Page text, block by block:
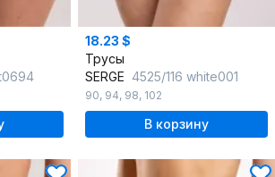
18.23 $
Трусы
SERGE 4525/116 white001
90, 94, 98, 102
В корзину